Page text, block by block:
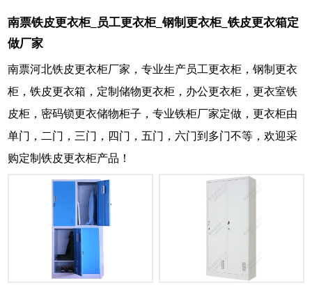
南票铁皮更衣柜_员工更衣柜_钢制更衣柜_铁皮更衣箱定
做厂家
南票河北铁皮更衣柜厂家，专业生产员工更衣柜，钢制更衣
柜，铁皮更衣箱，定制储物更衣柜，办公更衣柜，更衣室铁
皮柜，密码锁更衣储物柜子，专业铁柜厂家定做，更衣柜由
单门，二门，三门，四门，五门，六门到多门不等，欢迎采
购定制铁皮更衣柜产品！